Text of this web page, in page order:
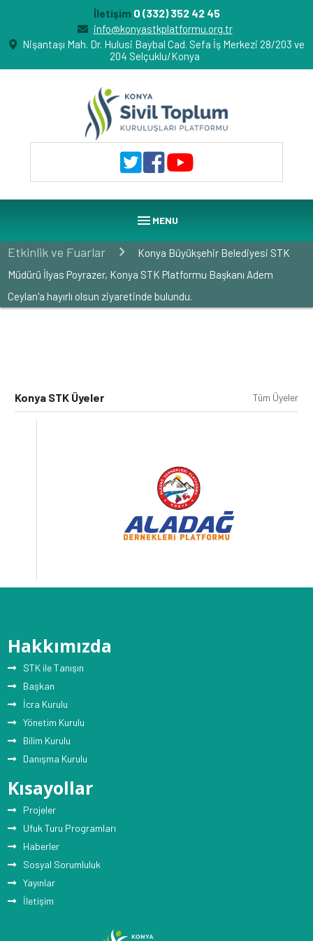
İletişim 0 (332) 352 42 45
info@konyastkplatformu.org.tr
Nişantaşı Mah. Dr. Hulusi Baybal Cad. Sefa İş Merkezi 28/203 ve
204 Selçuklu/Konya
menu MENU
Etkinlik ve Fuarlar
Konya Büyükşehir Belediyesi STK
Müdürü İlyas Poyrazer, Konya STK Platformu Başkanı Adem
Ceylan'a hayırlı olsun ziyaretinde bulundu.
Konya STK Üyeler Tüm Üyeler
Hakkımızda
STK ile Tanışın
Başkan
İcra Kurulu
Yönetim Kurulu
Bilim Kurulu
Danışma Kurulu
Kısayollar
Projeler
Ufuk Turu Programları
Haberler
Sosyal Sorumluluk
Yayınlar
İletişim